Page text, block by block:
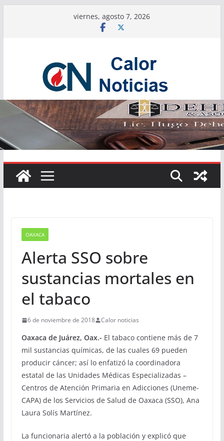
viernes, agosto 7, 2026
OAXACA
Alerta SSO sobre
sustancias mortales en
el tabaco
6 de noviembre de 2018 Calor noticias
Oaxaca de Juárez, Oax.- El tabaco contiene más de 7
mil sustancias químicas, de las cuales 69 pueden
producir cáncer; así lo enfatizó la coordinadora
estatal de las Unidades Médicas Especializadas –
Centros de Atención Primaria en Adicciones (Uneme-
CAPA) de los Servicios de Salud de Oaxaca (SSO), Ana
Laura Solís Martínez.
La funcionaria alertó a la población y explicó que